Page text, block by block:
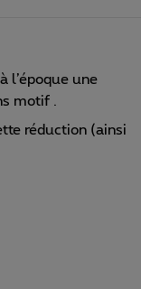
l’époque une
motif .
réduction (ainsi